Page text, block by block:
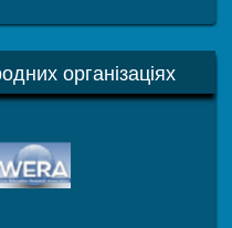
організаціях